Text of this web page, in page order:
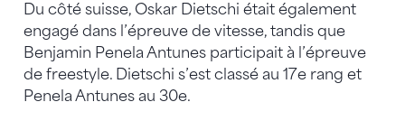
Du côté suisse, Oskar Dietschi était également
engagé dans l’épreuve de vitesse, tandis que
Benjamin Penela Antunes participait à l’épreuve
de freestyle. Dietschi s’est classé au 17e rang et
Penela Antunes au 30e.